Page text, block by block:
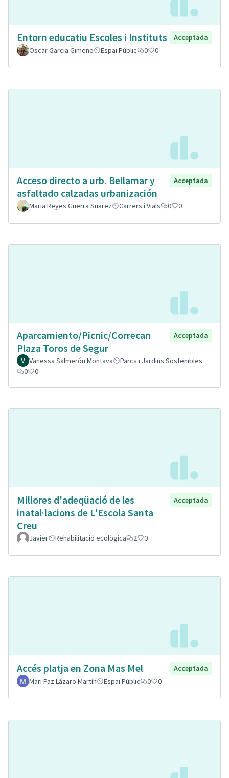
Entorn educatiu Escoles i Instituts
Acceptada
Oscar Garcia Gimeno
Espai Públic 0 0
Acceso directo a urb. Bellamar y
asfaltado calzadas urbanización
Acceptada
Maria Reyes Guerra Suarez Carrers i Vials 0 0
Aparcamiento/Picnic/Correcan
Plaza Toros de Segur
Acceptada
Vanessa Salmerón Montava
Parcs i Jardins Sostenibles
0
0
Millores d'adeqüació de les
inatal·lacions de L'Escola Santa
Creu
Acceptada
Javier Rehabilitació ecològica 2 0
Accés platja en Zona Mas Mel
Acceptada
Mari Paz Lázaro Martín
Espai Públic 0 0